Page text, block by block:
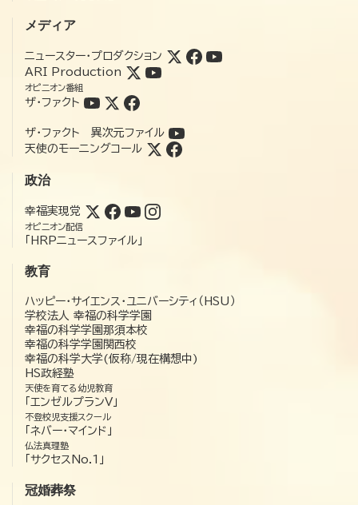
メディア
ニュースター・プロダクション
ARI Production
オピニオン番組
ザ・ファクト
ザ・ファクト 異次元ファイル
天使のモーニングコール
政治
幸福実現党
オピニオン配信
「HRPニュースファイル」
教育
ハッピー・サイエンス・ユニバーシティ（HSU）
学校法人 幸福の科学学園
幸福の科学学園那須本校
幸福の科学学園関西校
幸福の科学大学(仮称/現在構想中)
HS政経塾
天使を育てる幼児教育
「エンゼルプランV」
不登校児支援スクール
「ネバー・マインド」
仏法真理塾
「サクセスNo.1」
冠婚葬祭